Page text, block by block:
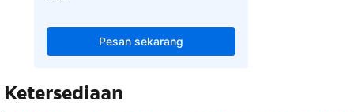
Pesan sekarang
Ketersediaan